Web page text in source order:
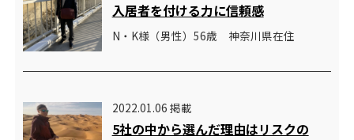
入居者を付ける力に信頼感
N・K様（男性）56歳 神奈川県在住
2022.01.06 掲載
5社の中から選んだ理由はリスクの